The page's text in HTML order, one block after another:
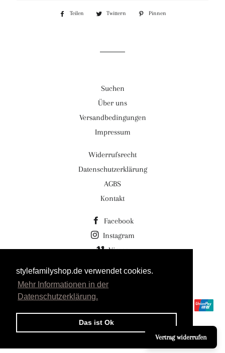
stylefamilyshop.de verwendet cookies.
Mehr Informationen in der
Datenschutzerklärung.
Das ist Ok
Teilen
Auf
Twittern
Auf
Pinnen
Suchen
Über uns
Versandbedingungen
Impressum
Widerrufsrecht
Datenschutzerklärung
AGBS
Kontakt
Facebook
Instagram
Vimeo
© 2026,Stylefamilyshop.de Stylefamily GmbH
Powered by Shopify
Vertrag widerrufen